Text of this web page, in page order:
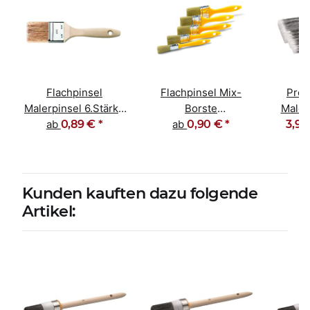
Flachpinsel
Malerpinsel 6.Stärke
Naturborsten-Mix
ab 0,89 € *
Flachpinsel Mix-
Borste
Kunststoffgriff gelb
ab0,90 €*
Kunden kauften dazu folgende
Artikel: